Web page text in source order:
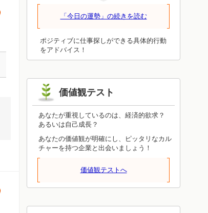
を整えながら伸び続けるので、諦めさえ
まったらそこで終了です。焦って無理を
押し通さず、しっかり根差していけるよ
うに状況を整えてください。それが前進
「今日の運勢」の続きを読む
ポジティブに仕事探しができる具体的行動
をアドバイス！
価値観テスト
あなたが重視しているのは、経済的欲求？
あるいは自己成長？
あなたの価値観が明確にし、ピッタリなカル
チャーを持つ企業と出会いましょう！
価値観テストへ